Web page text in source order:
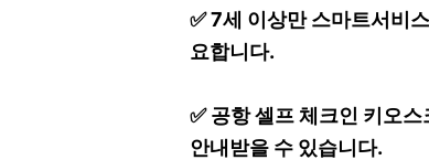
✅ 7세 이상만 스마트서비
요합니다.
✅ 공항 셀프 체크인 키오
안내받을 수 있습니다.